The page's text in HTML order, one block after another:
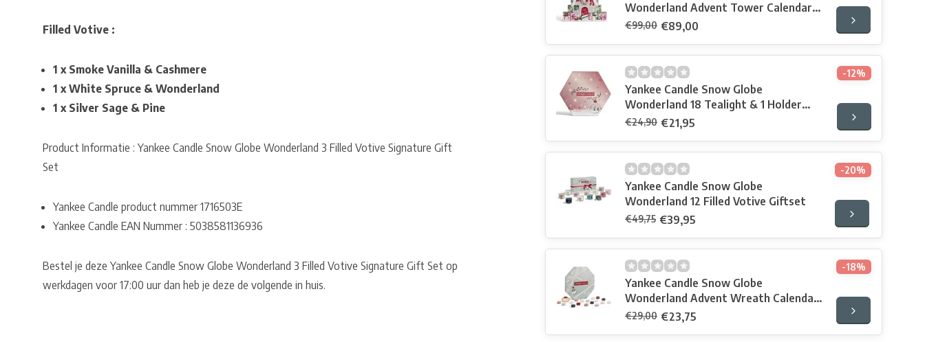
Filled Votive :
1 x Smoke Vanilla & Cashmere
1 x White Spruce & Wonderland
1 x Silver Sage & Pine
Product Informatie : Yankee Candle Snow Globe Wonderland 3 Filled Votive Signature Gift
Set
Yankee Candle product nummer 1716503E
Yankee Candle EAN Nummer : 5038581136936
Bestel je deze Yankee Candle Snow Globe Wonderland 3 Filled Votive Signature Gift Set op
werkdagen voor 17:00 uur dan heb je deze de volgende in huis.
Wonderland Advent Tower Calendar
Book 2022
€99,00 €89,00
Yankee Candle Snow Globe
Wonderland 18 Tealight & 1 Holder
Giftset
€24,90 €21,95
-12%
Yankee Candle Snow Globe
Wonderland 12 Filled Votive Giftset
€49,75 €39,95
-20%
Yankee Candle Snow Globe
Wonderland Advent Wreath Calendar
2022
€29,00 €23,75
-18%